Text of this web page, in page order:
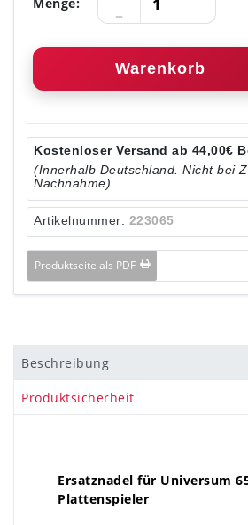
Warenkorb
Kostenloser Versand ab 44,00€
(Innerhalb Deutschland. Nicht bei
Nachnahme)
Artikelnummer: 223065
Produktseite als PDF
Beschreibung
Produktsicherheit
Ersatznadel für Universum
Plattenspieler